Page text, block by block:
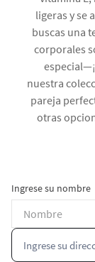
ligeras y se
buscas una
corporales
nuestra
pareja
otras
Ingrese su nombre